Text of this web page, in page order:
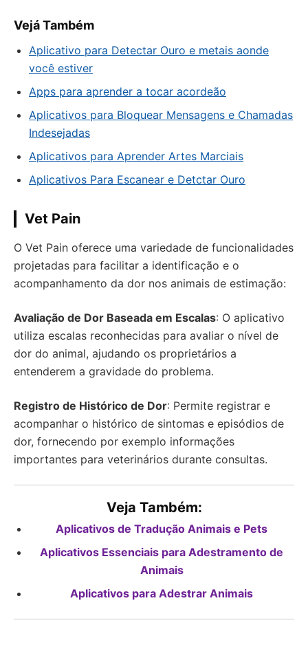
Vejá Também
Aplicativo para Detectar Ouro e metais aonde
você estiver
Apps para aprender a tocar acordeão
Aplicativos para Bloquear Mensagens e Chamadas
Indesejadas
Aplicativos para Aprender Artes Marciais
Aplicativos Para Escanear e Detctar Ouro
Vet Pain
O Vet Pain oferece uma variedade de funcionalidades
projetadas para facilitar a identificação e o
acompanhamento da dor nos animais de estimação:
Avaliação de Dor Baseada em Escalas: O aplicativo
utiliza escalas reconhecidas para avaliar o nível de
dor do animal, ajudando os proprietários a
entenderem a gravidade do problema.
Registro de Histórico de Dor: Permite registrar e
acompanhar o histórico de sintomas e episódios de
dor, fornecendo por exemplo informações
importantes para veterinários durante consultas.
Veja Também:
Aplicativos de Tradução Animais e Pets
Aplicativos Essenciais para Adestramento de
Animais
Aplicativos para Adestrar Animais